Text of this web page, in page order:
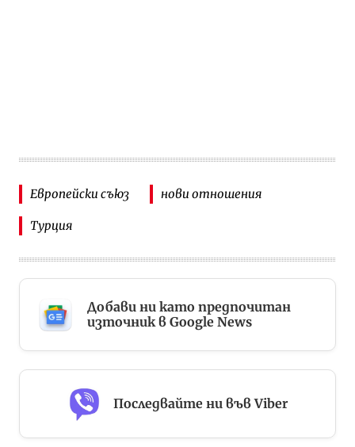
Европейски съюз нови отношения
Турция
Добави ни като предпочитан
източник в Google News
Последвайте ни във Viber